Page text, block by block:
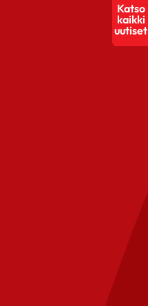
Katso
kaikki
uutiset